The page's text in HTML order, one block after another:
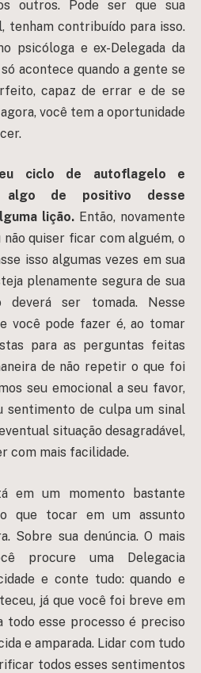
outros. Pode ser que sua
tenham contribuído para isso.
psicóloga e ex-Delegada da
acontece quando a gente se
capaz de errar e de se
você tem a oportunidade
ciclo de autoflagelo e
algo de positivo desse
lição.Então, novamente
quiser ficar com alguém, o
isso algumas vezes em sua
plenamente segura de sua
deverá ser tomada. Nesse
você pode fazer é, ao tomar
para as perguntas feitas
de não repetir o que foi
seu emocional a seu favor,
sentimento de culpa um sinal
situação desagradável,
com mais facilidade.
em um momento bastante
que tocar em um assunto
Sobre sua denúncia. O mais
procure uma Delegacia
e conte tudo: quando e
já que você foi breve em
todo esse processo é preciso
e amparada. Lidar com tudo
todos esses sentimentos